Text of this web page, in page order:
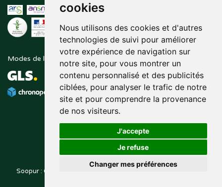
cookies
Nous utilisons des cookies et d'autres
technologies de suivi pour améliorer
votre expérience de navigation sur
notre site, pour vous montrer un
contenu personnalisé et des publicités
ciblées, pour analyser le trafic de notre
site et pour comprendre la provenance
de nos visiteurs.
J'accepte
Je refuse
Changer mes préférences
Modes de livraison Suivez-nous sur
Soopur : Cosmétiques, soin de la peau, maquillage, toutes vos